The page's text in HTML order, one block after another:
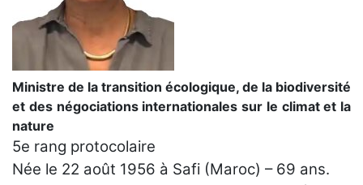
Ministre de la transition écologique, de la biodiversité
et des négociations internationales sur le climat et la
nature
5e rang protocolaire
Née le 22 août 1956 à Safi (Maroc) – 69 ans.